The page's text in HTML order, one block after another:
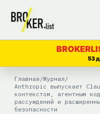
Перейти
содержимому
53
Главная /Журнал /
Anthropic выпускает
контекстом, агентным
рассуждений и
безопасности